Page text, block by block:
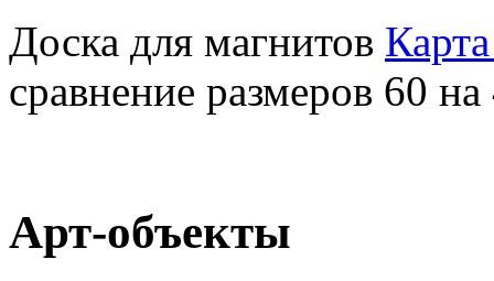
Доска для магнитов
сравнение размеров 60
Арт-объекты